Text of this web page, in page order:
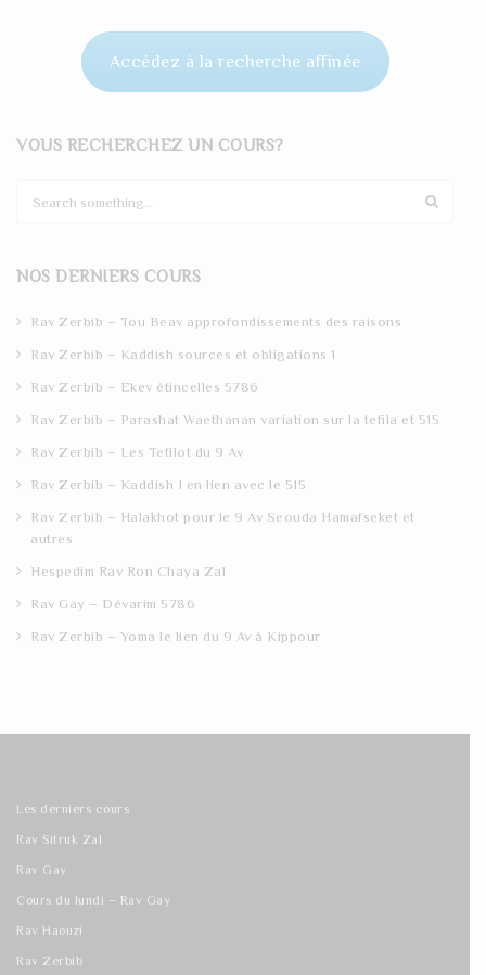
Accédez à la recherche affinée
VOUS RECHERCHEZ UN COURS?
c
NOS DERNIERS COURS
Rav Zerbib – Tou Beav approfondissements des raisons
Rav Zerbib – Kaddish sources et obligations 1
Rav Zerbib – Ekev étincelles 5786
Rav Zerbib – Parashat Waethanan variation sur la tefila et 515
Rav Zerbib – Les Tefilot du 9 Av
Rav Zerbib – Kaddish 1 en lien avec le 515
Rav Zerbib – Halakhot pour le 9 Av Seouda Hamafseket et
autres
Hespedim Rav Ron Chaya Zal
Rav Gay – Dévarim 5786
Rav Zerbib – Yoma le lien du 9 Av à Kippour
Les derniers cours
Rav Sitruk Zal
Rav Gay
Cours du lundi – Rav Gay
Rav Haouzi
Rav Zerbib